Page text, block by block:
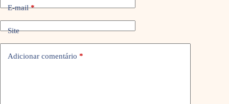
E-mail*
Site
Adicionar comentário *